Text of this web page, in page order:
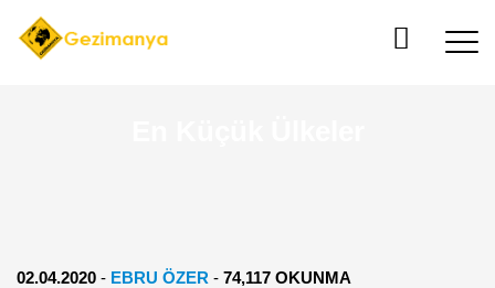
02.04.2020 - EBRU ÖZER - 74,117 OKUNMA